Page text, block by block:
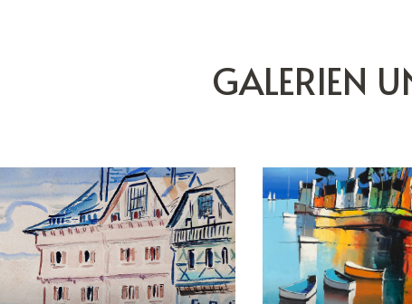
GALERIEN